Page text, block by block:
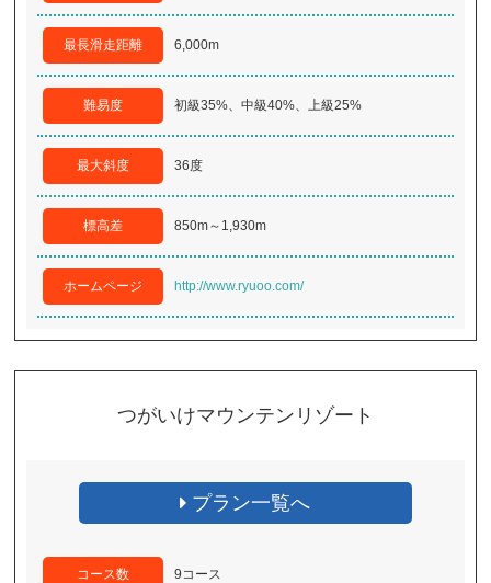
最長滑走距離 6,000m
難易度 初級35%、中級40%、上級25%
最大斜度 36度
標高差 850m～1,930m
ホームページ http://www.ryuoo.com/
つがいけマウンテンリゾート
プラン一覧へ
コース数 9コース